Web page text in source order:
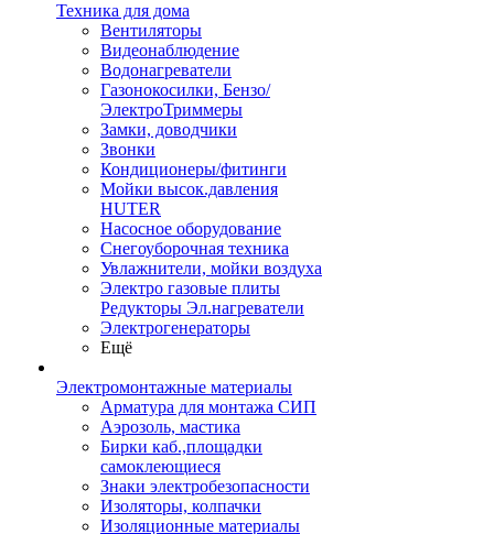
Техника для дома
Вентиляторы
Видеонаблюдение
Водонагреватели
Газонокосилки, Бензо/
ЭлектроТриммеры
Замки, доводчики
Звонки
Кондиционеры/фитинги
Мойки высок.давления
HUTER
Насосное оборудование
Снегоуборочная техника
Увлажнители, мойки воздуха
Электро газовые плиты
Редукторы Эл.нагреватели
Электрогенераторы
Ещё
Электромонтажные материалы
Арматура для монтажа СИП
Аэрозоль, мастика
Бирки каб.,площадки
самоклеющиеся
Знаки электробезопасности
Изоляторы, колпачки
Изоляционные материалы